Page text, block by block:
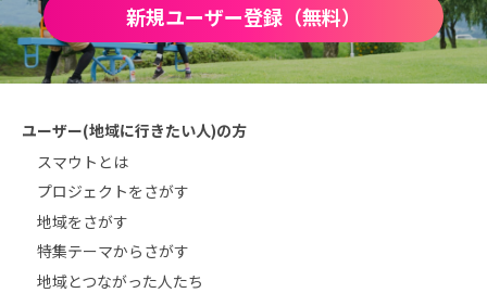
新規ユーザー登録（無料）
ユーザー(地域に行きたい人)の方
スマウトとは
プロジェクトをさがす
地域をさがす
特集テーマからさがす
地域とつながった人たち